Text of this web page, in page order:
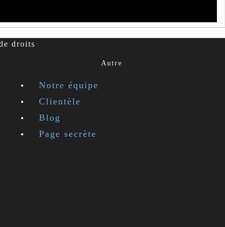
droits
Autre
Notre équipe
Clientèle
Blog
Page secrète